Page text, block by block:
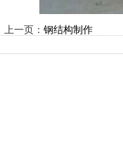
上一页： 钢结构制作